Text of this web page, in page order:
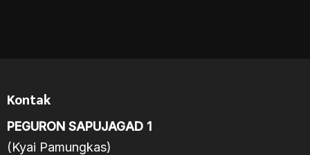
Kontak
PEGURON SAPUJAGAD 1
(Kyai Pamungkas)